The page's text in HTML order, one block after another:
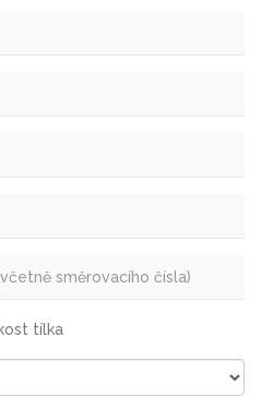
tílka